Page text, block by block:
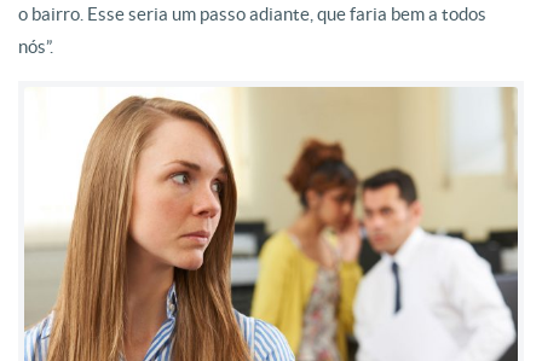
o bairro. Esse seria um passo adiante, que faria bem a todos
nós”.